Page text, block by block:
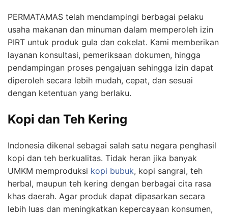
PERMATAMAS telah mendampingi berbagai pelaku
usaha makanan dan minuman dalam memperoleh izin
PIRT untuk produk gula dan cokelat. Kami memberikan
layanan konsultasi, pemeriksaan dokumen, hingga
pendampingan proses pengajuan sehingga izin dapat
diperoleh secara lebih mudah, cepat, dan sesuai
dengan ketentuan yang berlaku.
Kopi dan Teh Kering
Indonesia dikenal sebagai salah satu negara penghasil
kopi dan teh berkualitas. Tidak heran jika banyak
UMKM memproduksi kopi bubuk, kopi sangrai, teh
herbal, maupun teh kering dengan berbagai cita rasa
khas daerah. Agar produk dapat dipasarkan secara
lebih luas dan meningkatkan kepercayaan konsumen,